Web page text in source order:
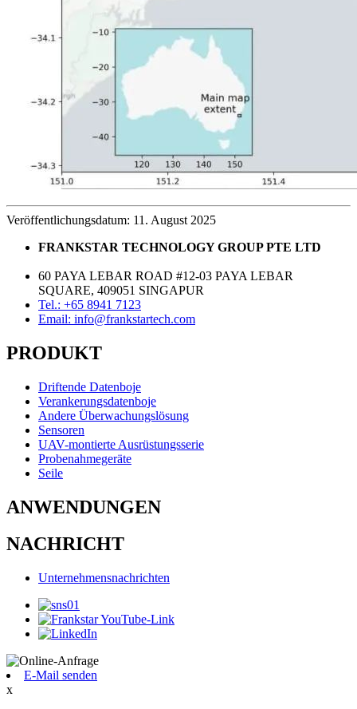
Veröffentlichungsdatum: 11. August 2025
FRANKSTAR TECHNOLOGY GROUP PTE LTD
60 PAYA LEBAR ROAD #12-03 PAYA LEBAR
SQUARE, 409051 SINGAPUR
Tel.: +65 8941 7123
Email: info@frankstartech.com
PRODUKT
Driftende Datenboje
Verankerungsdatenboje
Andere Überwachungslösung
Sensoren
UAV-montierte Ausrüstungsserie
Probenahmegeräte
Seile
ANWENDUNGEN
NACHRICHT
Unternehmensnachrichten
E-Mail senden
x